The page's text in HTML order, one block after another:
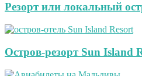
Резорт или локальный
Остров-резорт Sun Island